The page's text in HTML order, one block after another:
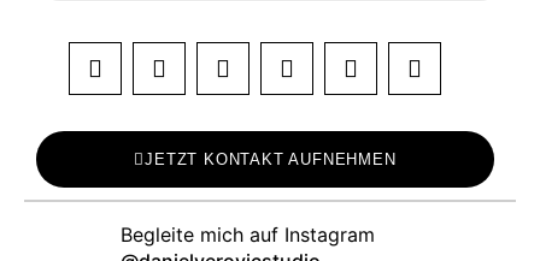
JETZT KONTAKT AUFNEHMEN